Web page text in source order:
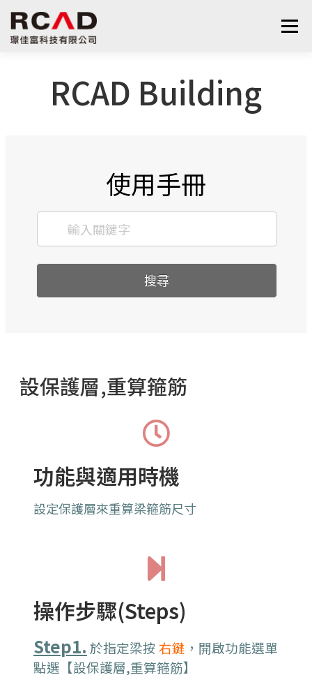
選單
算量服務
RCAD Building
使用手冊
搜尋
設保護層,重算箍筋
功能與適用時機
設定保護層來重算梁箍筋尺寸
操作步驟(Steps)
Step1. 於指定梁按右鍵 ，開啟功能選單
點選【設保護層,重算箍筋】